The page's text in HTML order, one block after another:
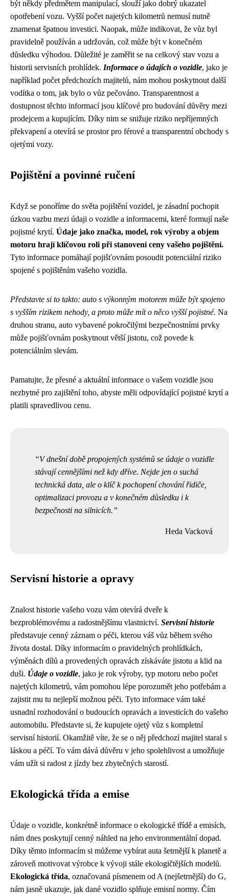
být někdy předmětem manipulací, slouží jako dobrý ukazatel
opotřebení vozu. Vyšší počet najetých kilometrů nemusí nutně
znamenat špatnou investici. Naopak, může indikovat, že vůz byl
pravidelně používán a udržován, což může být v konečném
důsledku výhodou. Důležité je zaměřit se na celkový stav vozu a
historii servisních prohlídek. Informace o údajích o vozidle, jako je
například počet předchozích majitelů, nám mohou poskytnout další
vodítka o tom, jak bylo o vůz pečováno. Transparentnost a
dostupnost těchto informací jsou klíčové pro budování důvěry mezi
prodejcem a kupujícím. Díky nim se snižuje riziko nepříjemných
překvapení a otevírá se prostor pro férové a transparentní obchody s
ojetými vozy.
Pojištění a povinné ručení
Když se ponoříme do světa pojištění vozidel, je zásadní pochopit
úzkou vazbu mezi údaji o vozidle a informacemi, které formují naše
pojistné krytí. Údaje jako značka, model, rok výroby a objem
motoru hrají klíčovou roli při stanovení ceny vašeho pojištění.
Tyto informace pomáhají pojišťovnám posoudit potenciální riziko
spojené s pojištěním vašeho vozidla.
Představte si to takto: auto s výkonným motorem může být spojeno
s vyšším rizikem nehody, a proto může mít o něco vyšší pojistné. Na
druhou stranu, auto vybavené pokročilými bezpečnostními prvky
může pojišťovnám poskytnout větší jistotu, což povede k
potenciálním slevám.
Pamatujte, že přesné a aktuální informace o vašem vozidle jsou
nezbytné pro zajištění toho, abyste měli odpovídající pojistné krytí a
platili spravedlivou cenu.
V dnešní době propojených systémů se údaje o vozidle
stávají cennějšími než kdy dříve. Nejde jen o suchá
technická data, ale o klíč k pochopení chování řidiče,
optimalizaci provozu a v konečném důsledku i k
bezpečnosti na silnicích.
Heda Vacková
Servisní historie a opravy
Znalost historie vašeho vozu vám otevírá dveře k
bezproblémovému a radostnějšímu vlastnictví. Servisní historie
představuje cenný záznam o péči, kterou váš vůz během svého
života dostal. Díky informacím o pravidelných prohlídkách,
výměnách dílů a provedených opravách získáváte jistotu a klid na
duši. Údaje o vozidle, jako je rok výroby, typ motoru nebo počet
najetých kilometrů, vám pomohou lépe porozumět jeho potřebám a
zajistit mu tu nejlepší možnou péči. Tyto informace vám také
usnadní rozhodování o budoucích opravách a investicích do vašeho
automobilu. Představte si, že kupujete ojetý vůz s kompletní
servisní historií. Okamžitě víte, že se o něj předchozí majitel staral s
láskou a péčí. To vám dává důvěru v jeho spolehlivost a umožňuje
vám užít si radost z jízdy bez zbytečných starostí.
Ekologická třída a emise
Údaje o vozidle, konkrétně informace o ekologické třídě a emisích,
nám dnes poskytují cenný náhled na jeho environmentální dopad.
Díky těmto informacím si můžeme vybírat auta šetrnější k planetě a
zároveň motivovat výrobce k vývoji stále ekologičtějších modelů.
Ekologická třída, označovaná písmenem od A (nejšetrnější) do G,
nám jasně ukazuje, jak dané vozidlo splňuje emisní normy. Čím